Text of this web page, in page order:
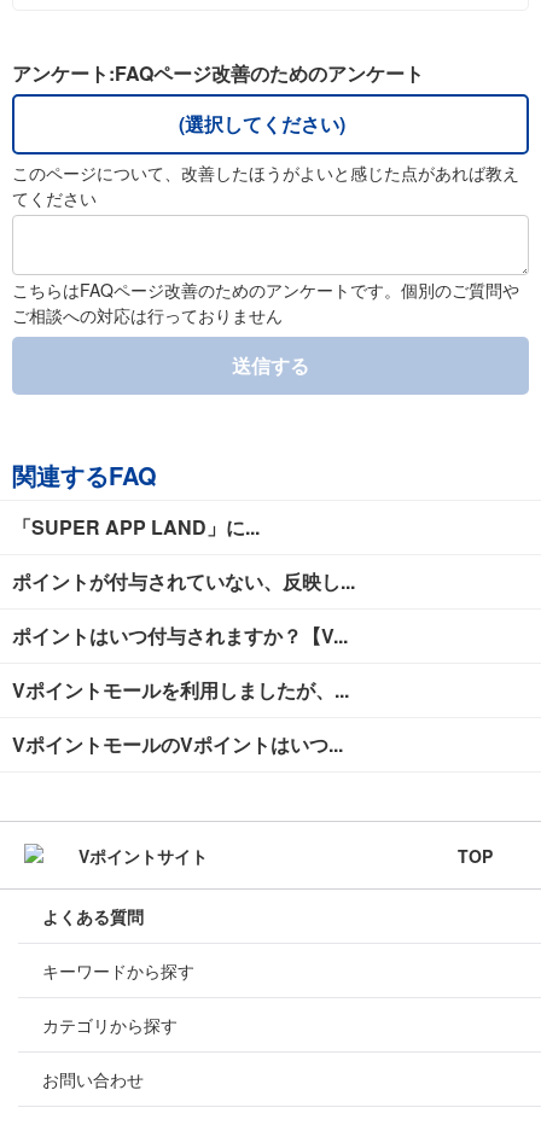
アンケート:FAQページ改善のためのアンケート
(選択してください)
このページについて、改善したほうがよいと感じた点があれば教え
てください
こちらはFAQページ改善のためのアンケートです。個別のご質問や
ご相談への対応は行っておりません
送信する
関連するFAQ
「SUPER APP LAND」に...
ポイントが付与されていない、反映し...
ポイントはいつ付与されますか？【V...
Vポイントモールを利用しましたが、...
VポイントモールのVポイントはいつ...
TOP
よくある質問
キーワードから探す
カテゴリから探す
お問い合わせ